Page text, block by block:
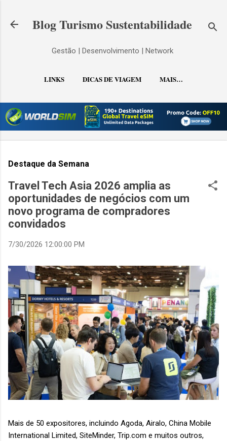
Blog Turismo Sustentabilidade
Gestão | Desenvolvimento | Network
LINKS DICAS DE VIAGEM MAIS…
CONTATO
Destaque da Semana
Travel Tech Asia 2026 amplia as
oportunidades de negócios com um
novo programa de compradores
convidados
7/30/2026 12:00:00 PM
Mais de 50 expositores, incluindo Agoda, Airalo, China Mobile
International Limited, SiteMinder, Trip.com e muitos outros,